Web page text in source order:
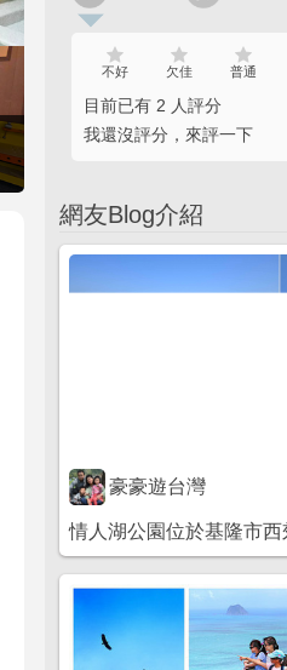
不好 欠佳 普通
目前已有 2 人評分
我還沒評分，來評一下
網友Blog介紹
豪豪遊台灣
情人湖公園位於基隆市西